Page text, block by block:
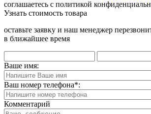
соглашаетесь с политикой
Узнать стоимость товара
оставьте заявку и наш менеджер
в ближайшее время
Ваше имя:
Ваш номер телефона*:
Комментарий